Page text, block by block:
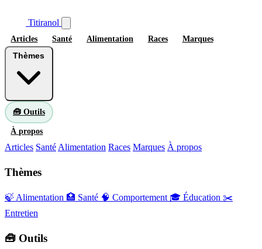
Titiranol
Articles Santé Alimentation Races Marques
🧰 Outils
À propos
Articles Santé Alimentation Races Marques À propos
Thèmes
🍃 Alimentation 🏥 Santé 🧠 Comportement 🎓 Éducation ✂️
Entretien
🧰 Outils